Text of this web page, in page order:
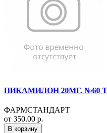
ПИКАМИЛОН 20МГ. №60
ФАРМСТАНДАРТ
от 350.00 р.
В корзину